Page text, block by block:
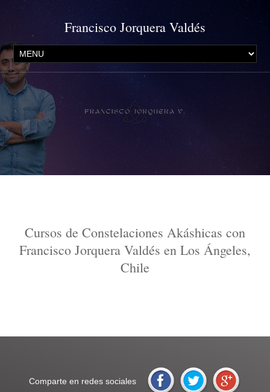
Francisco Jorquera Valdés
Cursos de Constelaciones Akáshicas con
Francisco Jorquera Valdés en Los Ángeles,
Chile
Comparte en redes sociales
Tarifa
Constelaciones Akáshicas® Individuales con
Francisco Jorquera Valdés
en Los Ángeles, Chile